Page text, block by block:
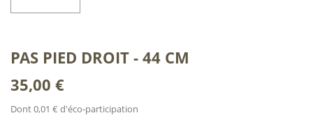
PAS PIED DROIT - 44 CM
35,00 €
Dont 0,01 € d'éco-participation